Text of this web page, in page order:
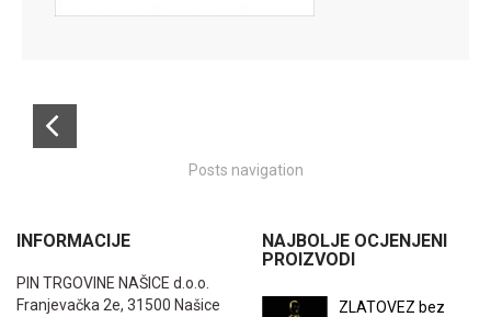
Posts navigation
INFORMACIJE
PIN TRGOVINE NAŠICE d.o.o.
Franjevačka 2e, 31500 Našice
NAJBOLJE OCJENJENI
PROIZVODI
ZLATOVEZ bez